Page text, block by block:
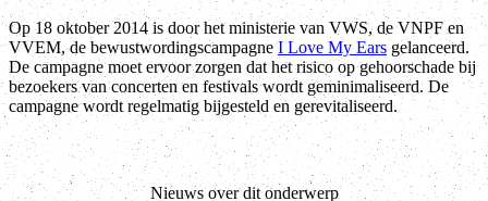
Op 18 oktober 2014 is door het ministerie van VWS, de VNPF en
VVEM, de bewustwordingscampagneI Love My Earsgelanceerd.
De campagne moet ervoor zorgen dat het risico op gehoorschade bij
bezoekers van concerten en festivals wordt geminimaliseerd. De
campagne wordt regelmatig bijgesteld en gerevitaliseerd.
Nieuws over dit onderwerp